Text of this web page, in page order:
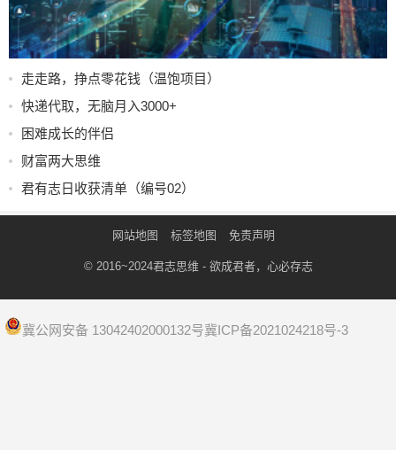
走走路，挣点零花钱（温饱项目）
快递代取，无脑月入3000+
困难成长的伴侣
财富两大思维
君有志日收获清单（编号02）
网站地图 标签地图 免责声明
© 2016~2024君志思维- 欲成君者，心必存志
冀公网安备 13042402000132号冀ICP备2021024218号-3